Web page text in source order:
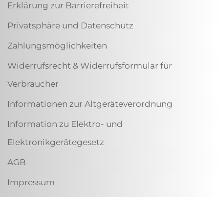
Erklärung zur Barrierefreiheit
Privatsphäre und Datenschutz
Zahlungsmöglichkeiten
Widerrufsrecht & Widerrufsformular für
Verbraucher
Informationen zur Altgeräteverordnung
Information zu Elektro- und
Elektronikgerätegesetz
AGB
Impressum